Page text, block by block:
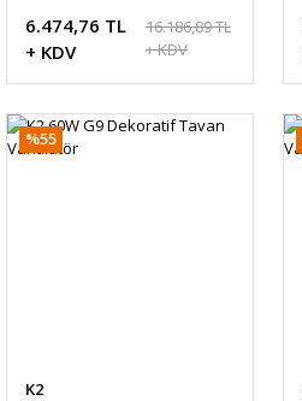
6.474,76 TL
+ KDV
16.186,89 TL
+ KDV
%55
K2